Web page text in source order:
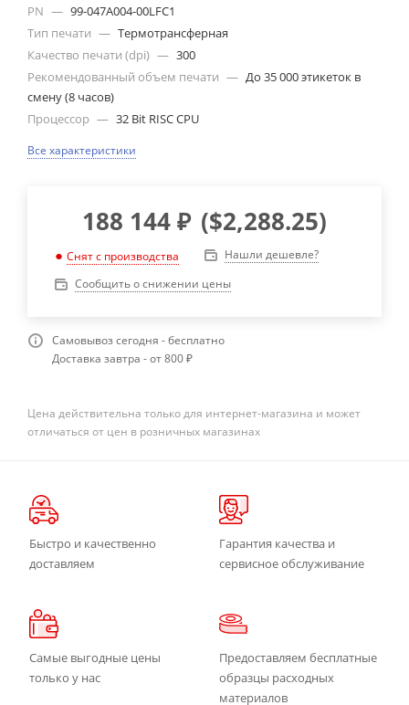
PN — 99-047A004-00LFC1
Тип печати — Термотрансферная
Качество печати (dpi) — 300
Рекомендованный объем печати — До 35 000 этикеток в
смену (8 часов)
Процессор — 32 Bit RISC CPU
Все характеристики
188 144₽ ($2,288.25)
Снят с производства
Нашли дешевле?
Сообщить о снижении цены
Самовывоз сегодня - бесплатно
Доставка завтра - от 800 ₽
Цена действительна только для интернет-магазина и может
отличаться от цен в розничных магазинах
Быстро и качественно
доставляем
Гарантия качества и
сервисное обслуживание
Самые выгодные цены
только у нас
Предоставляем бесплатные
образцы расходных
материалов